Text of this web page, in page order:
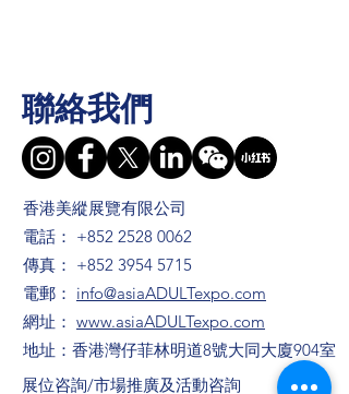
聯絡我們
香港美縱展覽有限公司
電話： +852 2528 0062
傳真： +852 3954 5715
電郵： info@asiaADULTexpo.com
網址： www.asiaADULTexpo.com
地址：香港灣仔菲林明道8號大同大廈904室
​展位咨詢/​市場推廣及活動咨詢